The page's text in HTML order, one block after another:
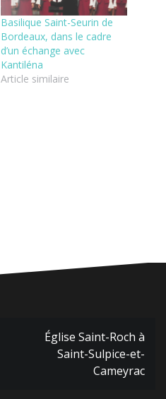
Basilique Saint-Seurin de
Bordeaux, dans le cadre
d’un échange avec
Kantiléna
Article similaire
Église Saint-Roch à
Saint-Sulpice-et-
Cameyrac